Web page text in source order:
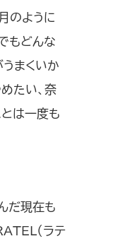
のように
もどんな
まくいか
たい、奈
とは一度も
だ現在も
（ラテ